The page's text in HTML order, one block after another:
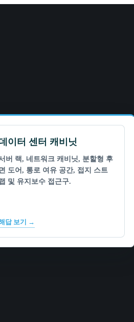
이터 센터 캐비닛
버 랙, 네트워크 캐비닛, 분할형 후
도어, 통로 여유 공간, 접지 스트
및 유지보수 접근구.
답 보기 →